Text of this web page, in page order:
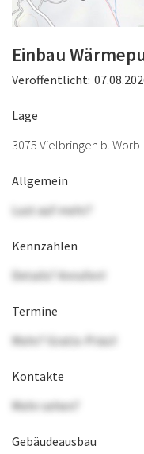
Einbau
Veröffentlicht:
Lage
3075 Vielbringen b. Worb
Allgemein
Lust auf mehr?
Kennzahlen
Details? Anrufen!
Termine
Mehr? Gratis-Präsi!
Kontakte
Mehr sehen?
Gebäudeausbau